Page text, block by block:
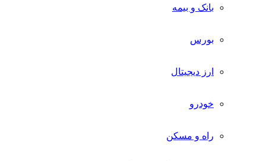
بانک و بیمه
بورس
ارز دیجیتال
خودرو
راه و مسکن